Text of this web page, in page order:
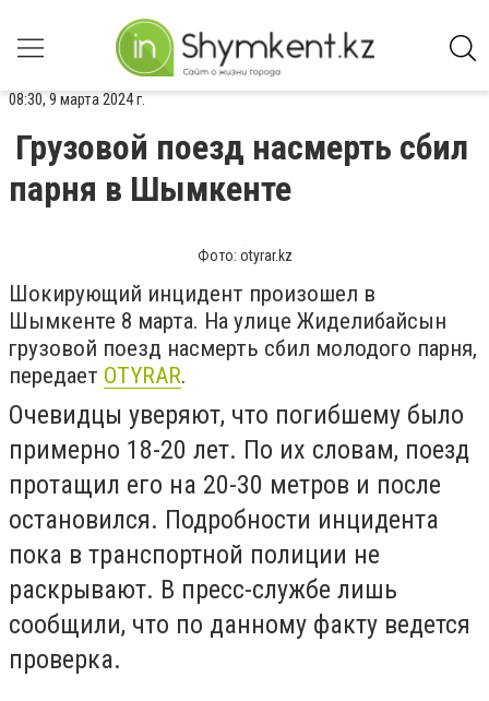
08:30, 9 марта 2024 г.
Грузовой поезд насмерть сбил
парня в Шымкенте
Фото: otyrar.kz
Шокирующий инцидент произошел в
Шымкенте 8 марта. На улице Жиделибайсын
грузовой поезд насмерть сбил молодого парня,
передает OTYRAR.
Очевидцы уверяют, что погибшему было
примерно 18-20 лет. По их словам, поезд
протащил его на 20-30 метров и после
остановился. Подробности инцидента
пока в транспортной полиции не
раскрывают. В пресс-службе лишь
сообщили, что по данному факту ведется
проверка.